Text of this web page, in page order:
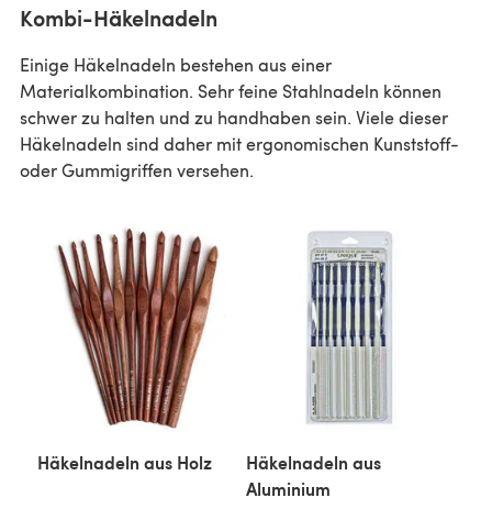
Kombi-Häkelnadeln
Einige Häkelnadeln bestehen aus einer
Materialkombination. Sehr feine Stahlnadeln können
schwer zu halten und zu handhaben sein. Viele dieser
Häkelnadeln sind daher mit ergonomischen Kunststoff-
oder Gummigriffen versehen.
Häkelnadeln aus Holz
Häkelnadeln aus
Aluminium